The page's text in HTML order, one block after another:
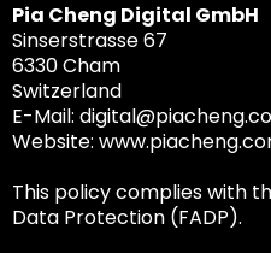
Pia Cheng Digital GmbH
Sinserstrasse 67
6330 Cham
Switzerland
E-Mail:
Website:
This policy complies with
Data Protection (FADP).